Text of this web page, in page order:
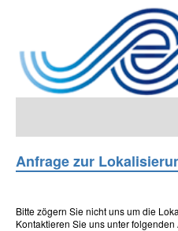
Anfrage zur
Bitte zögern Sie nicht uns um die
Kontaktieren Sie uns unter folgenden